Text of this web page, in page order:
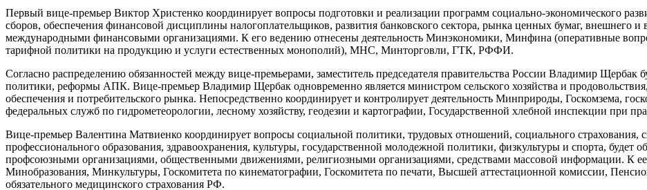
Первый вице-премьер Виктор Христенко координирует вопросы подготовки и реализации программ социально-экономического
сборов, обеспечения финансовой дисциплины налогоплательщиков, развития банковского сектора, рынка ценных бумаг, внешнего и
международными финансовыми организациями. К его ведению отнесены деятельность Минэкономики, Минфина (оперативные
тарифной политики на продукцию и услуги естественных монополий), МНС, Минторговли, ГТК, РФФИ.
Согласно распределению обязанностей между вице-премьерами, заместитель председателя правительства России Владимир Щербак
политики, реформы АПК. Вице-премьер Владимир Щербак одновременно является министром сельского хозяйства и
обеспечения и потребительского рынка. Непосредственно координирует и контролирует деятельность Минприроды, Госкомзема,
федеральных служб по гидрометеорологии, лесному хозяйству, геодезии и картографии, Государственной хлебной инспекции при
Вице-премьер Валентина Матвиенко координирует вопросы социальной политики, трудовых отношений, социального
профессионального образования, здравоохранения, культуры, государственной молодежной политики, физкультуры и спорта, будет
профсоюзными организациями, общественными движениями, религиозными организациями, средствами массовой информации. К
Минобразования, Минкультуры, Госкомитета по кинематографии, Госкомитета по печати, Высшей аттестационной комиссии,
обязательного медицинского страхования РФ.